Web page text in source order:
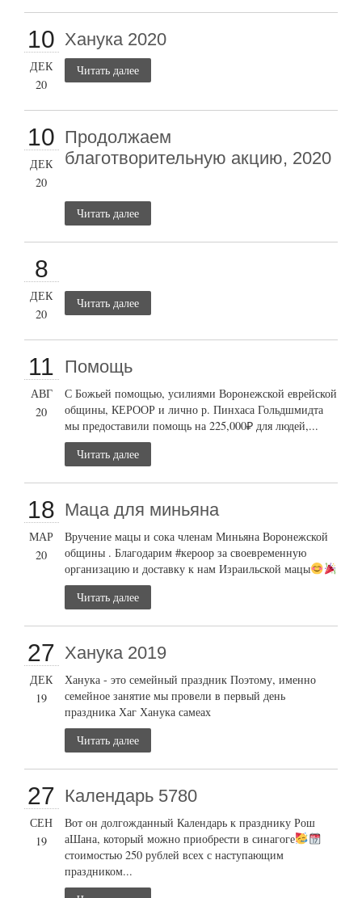
10
ДЕК
20
Ханука 2020
Читать далее
10
ДЕК
20
Продолжаем
благотворительную акцию, 2020
Читать далее
8
ДЕК
20
Читать далее
11
АВГ
20
Помощь
С Божьей помощью, усилиями Воронежской еврейской
общины, КЕРООР и лично р. Пинхаса Гольдшмидта
мы предоставили помощь на 225,000₽ для людей,...
Читать далее
18
МАР
20
Маца для миньяна
Вручение мацы и сока членам Миньяна Воронежской
общины . Благодарим #кероор за своевременную
организацию и доставку к нам Израильской мацы
Читать далее
27
ДЕК
19
Ханука 2019
Ханука - это семейный праздник Поэтому, именно
семейное занятие мы провели в первый день
праздника Хаг Ханука самеах
Читать далее
27
СЕН
19
Календарь 5780
Вот он долгожданный Календарь к празднику Рош
аШана, который можно приобрести в синагоге
стоимостью 250 рублей всех с наступающим
праздником...